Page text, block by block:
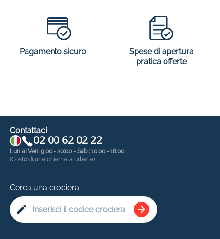
Pagamento sicuro
Spese di apertura
pratica offerte
Contattaci
02 00 62 02 22
Lun al Ven: 9:00 - 20:00 - Sab : 10:00 - 18:00
(Costo di una chiamata urbana)
Cerca una crociera